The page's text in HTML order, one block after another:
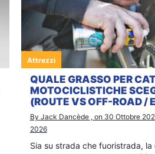
Attrezzi
QUALE GRASSO PER
MOTOCICLISTICHE
(ROUTE VS OFF-ROAD /
By Jack Dancède , on 30 Ottobre
2026
Sia su strada che fuoristrada,